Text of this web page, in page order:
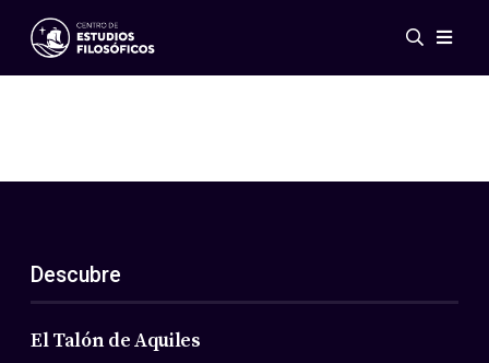
Eventos
ES
EN
Acerca de nosotros
Miembros
Descubre
El Talón de Aquiles